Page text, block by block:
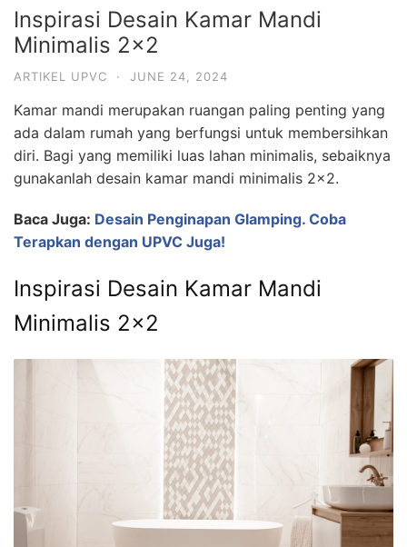
Inspirasi Desain Kamar Mandi
Minimalis 2×2
ARTIKEL UPVC · JUNE 24, 2024
Kamar mandi merupakan ruangan paling penting yang
ada dalam rumah yang berfungsi untuk membersihkan
diri. Bagi yang memiliki luas lahan minimalis, sebaiknya
gunakanlah desain kamar mandi minimalis 2×2.
Baca Juga: Desain Penginapan Glamping. Coba
Terapkan dengan UPVC Juga!
Inspirasi Desain Kamar Mandi
Minimalis 2×2